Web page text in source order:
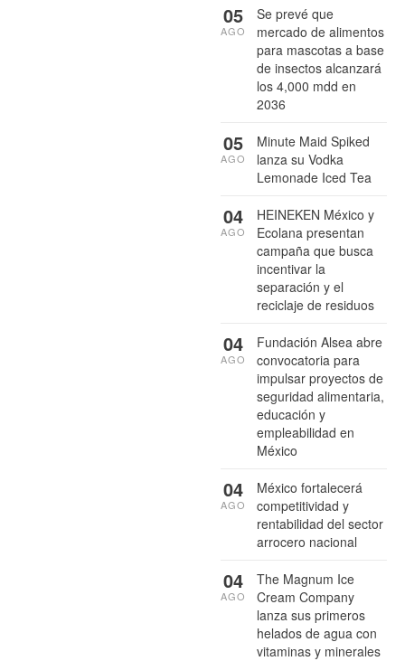
Se prevé que
mercado de alimentos
para mascotas a base
de insectos alcanzará
los 4,000 mdd en
2036
05
AGO
Minute Maid Spiked
lanza su Vodka
Lemonade Iced Tea
05
AGO
HEINEKEN México y
Ecolana presentan
campaña que busca
incentivar la
separación y el
reciclaje de residuos
04
AGO
Fundación Alsea abre
convocatoria para
impulsar proyectos de
seguridad alimentaria,
educación y
empleabilidad en
México
04
AGO
México fortalecerá
competitividad y
rentabilidad del sector
arrocero nacional
04
AGO
The Magnum Ice
Cream Company
lanza sus primeros
helados de agua con
vitaminas y minerales
04
AGO